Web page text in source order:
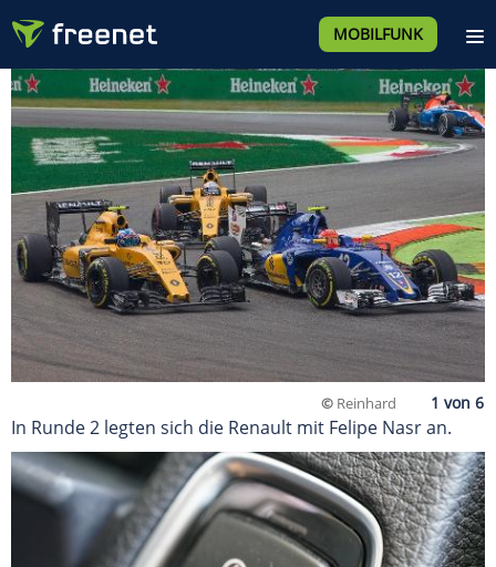
MOBILFUNK
© Reinhard
In Runde 2 legten sich die Renault mit Felipe Nasr an.